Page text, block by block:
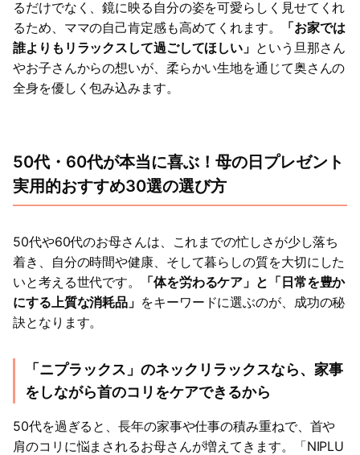
るだけでなく、鏡に映る自分の姿を可愛らしく見せてくれ
るため、ママの自己肯定感も高めてくれます。
「お家では
誰よりもリラックスして過ごしてほしい」 という旦那さん
やお子さんからの想いが、柔らかい生地を通じて奥さんの
全身を優しく包み込みます。
50代・60代が本当に喜ぶ！母の日プレゼント
実用的おすすめ30選の選び方
50代や60代のお母さんは、これまでの忙しさが少し落ち
着き、自分の時間や健康、そして暮らしの質を大切にした
いと考える世代です。
「体を労わるケア」と「日常を豊か
にする上質な消耗品」 をキーワードに選ぶのが、成功の秘
訣となります。
「ニプラックス」のネックリラックスなら、家事
をしながら首のコリをケアできるから
50代を過ぎると、長年の家事や仕事の積み重ねで、首や
肩のコリに悩まされるお母さんが増えてきます。「NIPLU